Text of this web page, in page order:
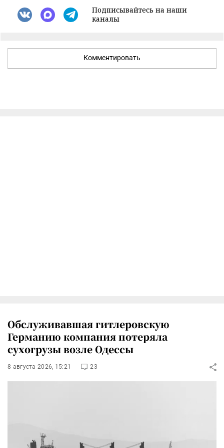
Подписывайтесь на наши
каналы
Комментировать
Обслуживавшая гитлеровскую
Германию компания потеряла
сухогрузы возле Одессы
8 августа 2026, 15:21 23